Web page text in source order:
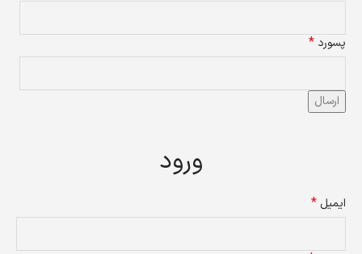
پسورد *
ارسال
ورود
ایمیل *